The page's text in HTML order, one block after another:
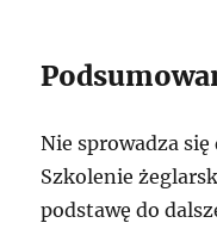
Nie sprowadza
Szkolenie
podstawę do